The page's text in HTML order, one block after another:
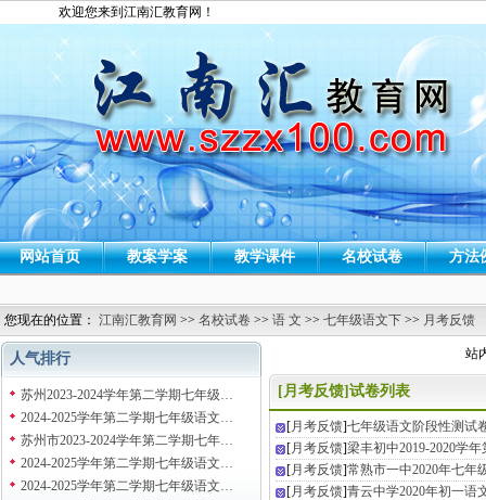
欢迎您来到江南汇教育网！
网站首页 教案学案 教学课件 名校试卷 方法
您现在的位置： 江南汇教育网 >> 名校试卷 >> 语 文 >> 七年级语文下 >> 月考反馈
站
人气排行
苏州2023-2024学年第二学期七年级…
2024-2025学年第二学期七年级语文…
苏州市2023-2024学年第二学期七年…
2024-2025学年第二学期七年级语文…
2024-2025学年第二学期七年级语文…
[月考反馈]试卷列表
[月考反馈]七年级语文阶段性测试
[月考反馈]梁丰初中2019-2020学
[月考反馈]常熟市一中2020年七
[月考反馈]青云中学2020年初一